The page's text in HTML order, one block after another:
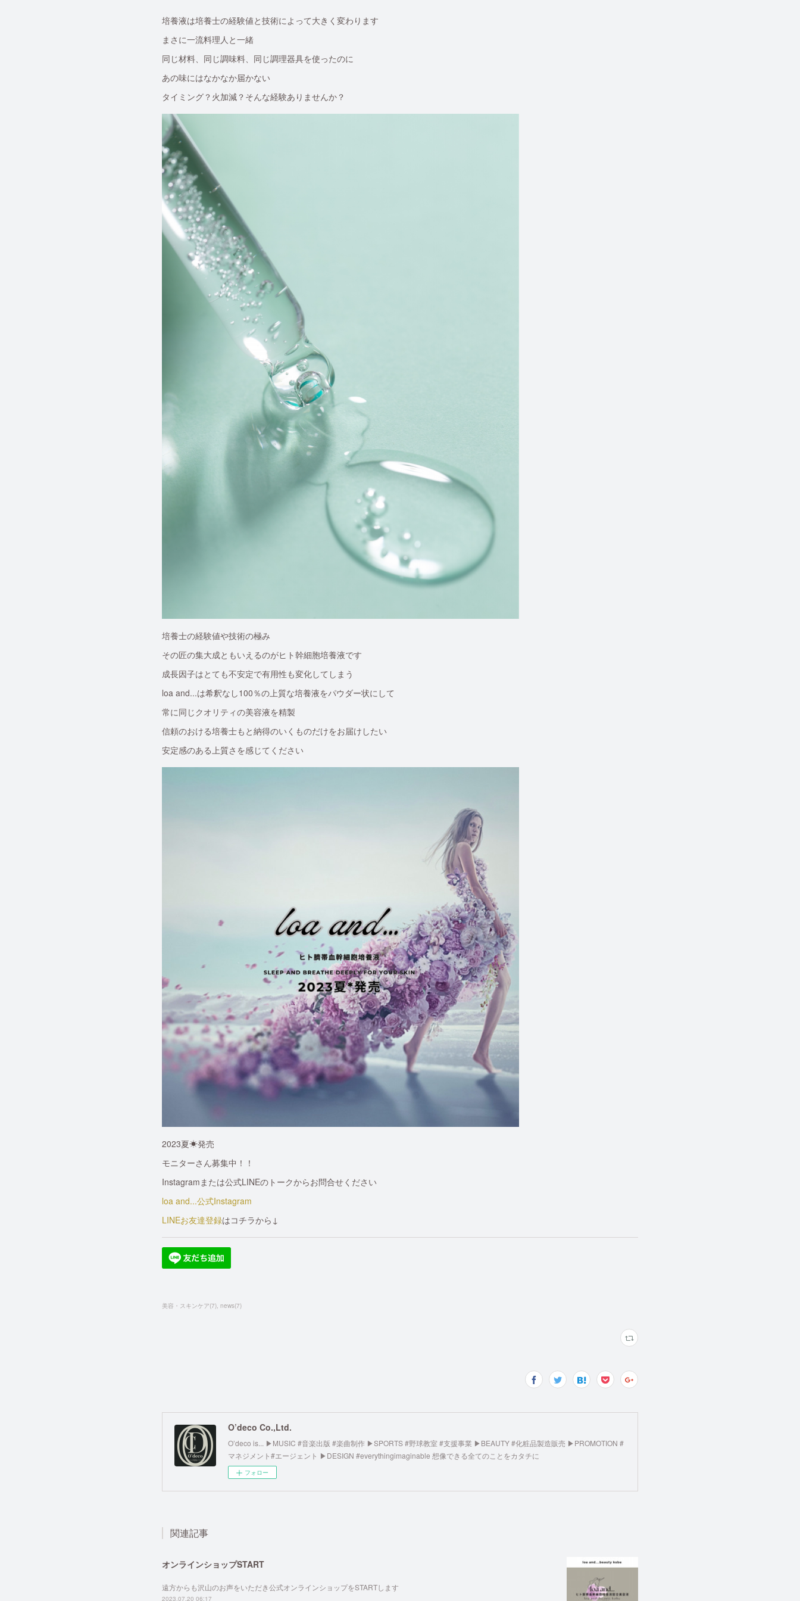
培養液は培養士の経験値と技術によって大きく変わります
まさに一流料理人と一緒
同じ材料、同じ調味料、同じ調理器具を使ったのに
あの味にはなかなか届かない
タイミング？火加減？そんな経験ありませんか？
培養士の経験値や技術の極み
その匠の集大成ともいえるのがヒト幹細胞培養液です
成長因子はとても不安定で有用性も変化してしまう
loa and...は希釈なし100％の上質な培養液をパウダー状にして
常に同じクオリティの美容液を精製
信頼のおける培養士もと納得のいくものだけをお届けしたい
安定感のある上質さを感じてください
2023夏☀︎発売
モニターさん募集中！！
Instagramまたは公式LINEのトークからお問合せください
loa and...公式Instagram
LINEお友達登録はコチラから↓
美容・スキンケア(7) news(7)
O’deco Co.,Ltd.
O’deco is... ▶︎MUSIC #音楽出版 #楽曲制作 ▶︎SPORTS #野球教室 #支援事業 ▶︎BEAUTY #化粧品製造販売 ▶︎PROMOTION #
マネジメント#エージェント ▶︎DESIGN #everythingimaginable 想像できる全てのことをカタチに
フォロー
関連記事
オンラインショップSTART
遠方からも沢山のお声をいただき公式オンラインショップをSTARTします
2023.07.20 06:17